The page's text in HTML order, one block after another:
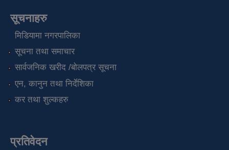
सूचनाहरु
मिडियामा नगरपालिका
सूचना तथा समाचार
सार्वजनिक खरीद /बोलपत्र सूचना
एन, कानुन तथा निर्देशिका
कर तथा शुल्कहरु
प्रतिवेदन